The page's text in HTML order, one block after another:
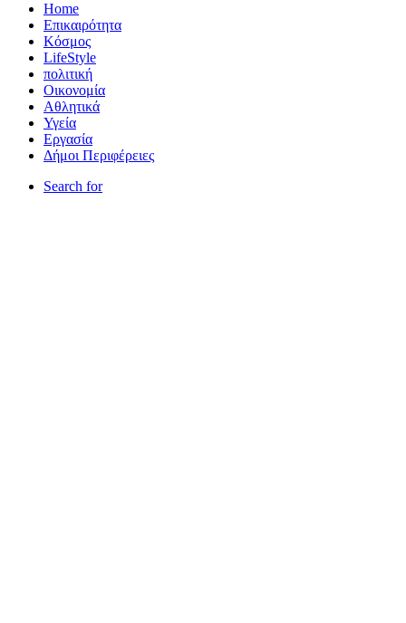
Home
Επικαιρότητα
Κόσμος
LifeStyle
πολιτική
Οικονομία
Αθλητικά
Υγεία
Εργασία
Δήμοι Περιφέρειες
Search for